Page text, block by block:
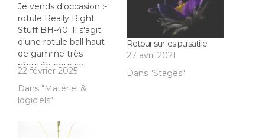
Je vends d'occasion :-
rotule Really Right
Stuff BH-40. Il s'agit
d'une rotule ball haut
de gamme très
réputée pour sa
fiabilité et sa
polyvalence,
compatible arca-swiss
400.-- rotule ball Gitzo
22 février 2025
Dans "Matériel &
logiciels"
Retour sur les pulsatille
27 avril 2021
Dans "Stages"